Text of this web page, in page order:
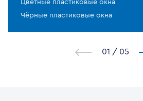
Цветные пластиковые окна
Чёрные пластиковые окна
1 / 5